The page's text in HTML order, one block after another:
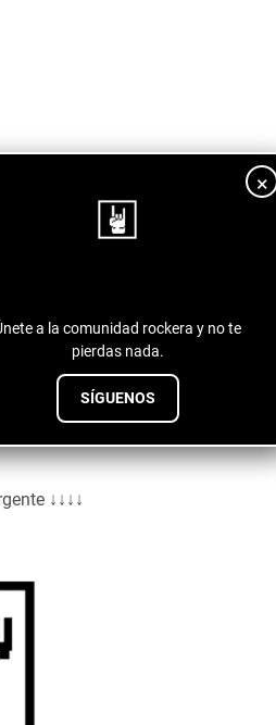
×
a la comunidad rockera y no te
pierdas nada.
SÍGUENOS
↓↓↓↓